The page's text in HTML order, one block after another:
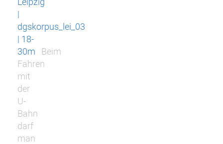
|
dgskorpus_lei_03
| 18-
30m
Beim
Fahren
mit
der
U-
Bahn
darf
man